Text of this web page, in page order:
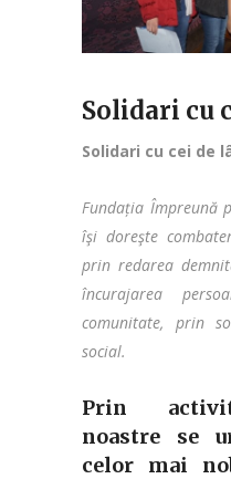
Solidari cu
Solidari cu cei de
Fundația Împreună
îşi doreşte
prin redarea
încurajarea
comunitate, prin
social.
Prin
noastre se
celor mai